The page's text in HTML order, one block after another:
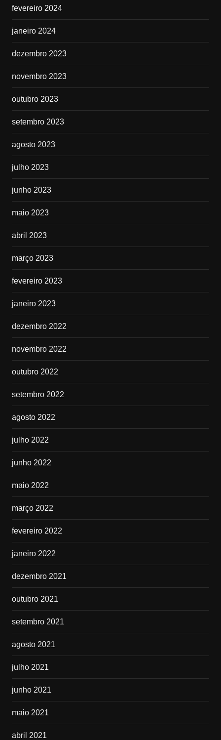
fevereiro 2024
janeiro 2024
dezembro 2023
novembro 2023
outubro 2023
setembro 2023
agosto 2023
julho 2023
junho 2023
maio 2023
abril 2023
março 2023
fevereiro 2023
janeiro 2023
dezembro 2022
novembro 2022
outubro 2022
setembro 2022
agosto 2022
julho 2022
junho 2022
maio 2022
março 2022
fevereiro 2022
janeiro 2022
dezembro 2021
outubro 2021
setembro 2021
agosto 2021
julho 2021
junho 2021
maio 2021
abril 2021